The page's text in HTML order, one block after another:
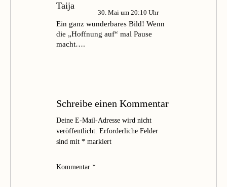
Taija
30. Mai um 20:10 Uhr
Ein ganz wunderbares Bild! Wenn
die „Hoffnung auf“ mal Pause
macht….
Schreibe einen Kommentar
Deine E-Mail-Adresse wird nicht
veröffentlicht. Erforderliche Felder
sind mit * markiert
Kommentar *